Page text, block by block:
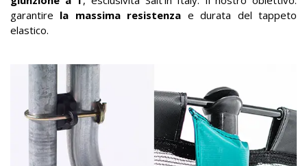
garantire la massima resistenza e durata del tappeto
elastico.